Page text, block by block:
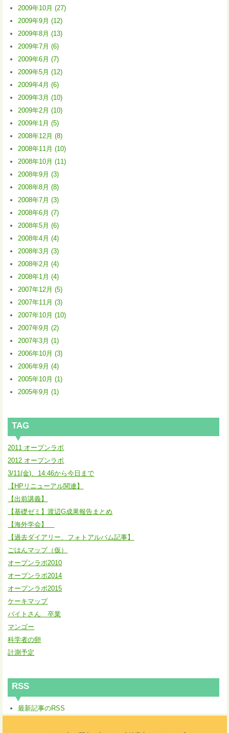
2009年10月 (27)
2009年9月 (12)
2009年8月 (13)
2009年7月 (6)
2009年6月 (7)
2009年5月 (12)
2009年4月 (6)
2009年3月 (10)
2009年2月 (10)
2009年1月 (5)
2008年12月 (8)
2008年11月 (10)
2008年10月 (11)
2008年9月 (3)
2008年8月 (8)
2008年7月 (3)
2008年6月 (7)
2008年5月 (6)
2008年4月 (4)
2008年3月 (3)
2008年2月 (4)
2008年1月 (4)
2007年12月 (5)
2007年11月 (3)
2007年10月 (10)
2007年9月 (2)
2007年3月 (1)
2006年10月 (3)
2006年9月 (4)
2005年10月 (1)
2005年9月 (1)
TAG
2011 オープンラボ
2012 オープンラボ
3/11(金)、14:46から今日まで
【HPリニューアル関連】
【出前講義】
【基礎ゼミ】渡辺G成果報告まとめ
【海外学会】
【過去ダイアリー、フォトアルバム記事】
ごはんマップ（仮）
オープンラボ2010
オープンラボ2014
オープンラボ2015
ケーキマップ
バイトさん 卒業
マンゴー
科学者の卵
計測予定
RSS
最新記事のRSS